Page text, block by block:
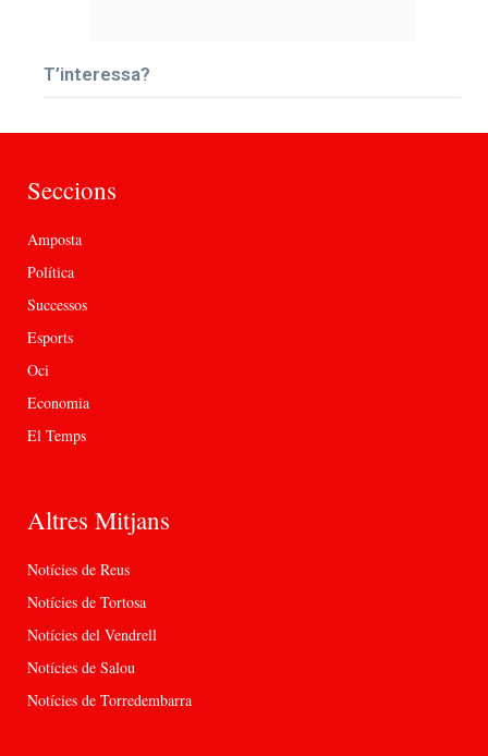
T’interessa?
Seccions
Amposta
Política
Successos
Esports
Oci
Economia
El Temps
Altres Mitjans
Notícies de Reus
Notícies de Tortosa
Notícies del Vendrell
Notícies de Salou
Notícies de Torredembarra